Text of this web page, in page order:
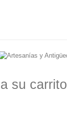
su carrito